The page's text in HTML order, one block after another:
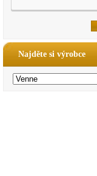
Najděte si výrobce